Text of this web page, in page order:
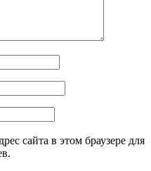
сайта в этом браузере для